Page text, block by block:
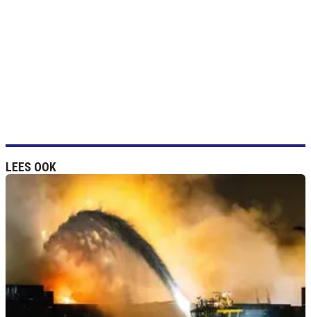
LEES OOK